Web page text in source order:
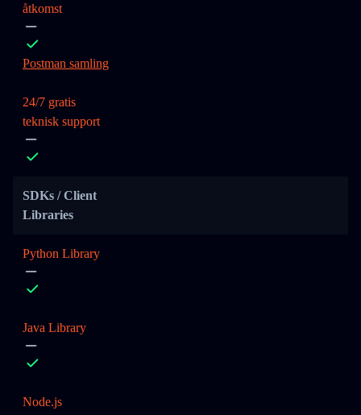
åtkomst
Postman samling
24/7 gratis
teknisk support
SDKs / Client
Libraries
Python Library
Java Library
Node.js